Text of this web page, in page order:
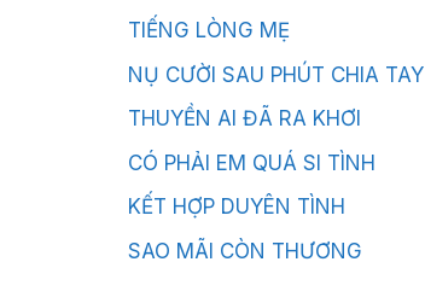
TIẾNG LÒNG MẸ
NỤ CƯỜI SAU PHÚT CHIA TAY
THUYỀN AI ĐÃ RA KHƠI
CÓ PHẢI EM QUÁ SI TÌNH
KẾT HỢP DUYÊN TÌNH
SAO MÃI CÒN THƯƠNG